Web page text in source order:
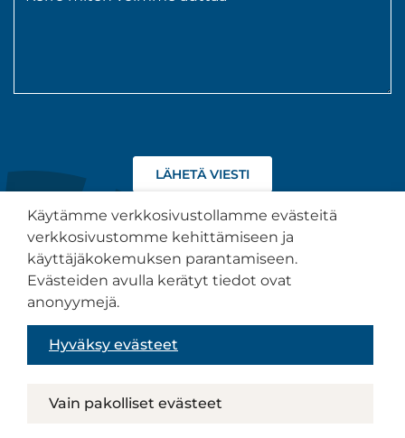
tietojeni
tietosuojaselosteen
kuvaamalla
tavalla.
Tietosuojaseloste
Saavutettavuusseloste
Käytämme verkkosivustollamme evästeitä
verkkosivustomme kehittämiseen ja
käyttäjäkokemuksen parantamiseen.
Evästeiden avulla kerätyt tiedot ovat
anonyymejä.
Hyväksy evästeet
Vain pakolliset evästeet